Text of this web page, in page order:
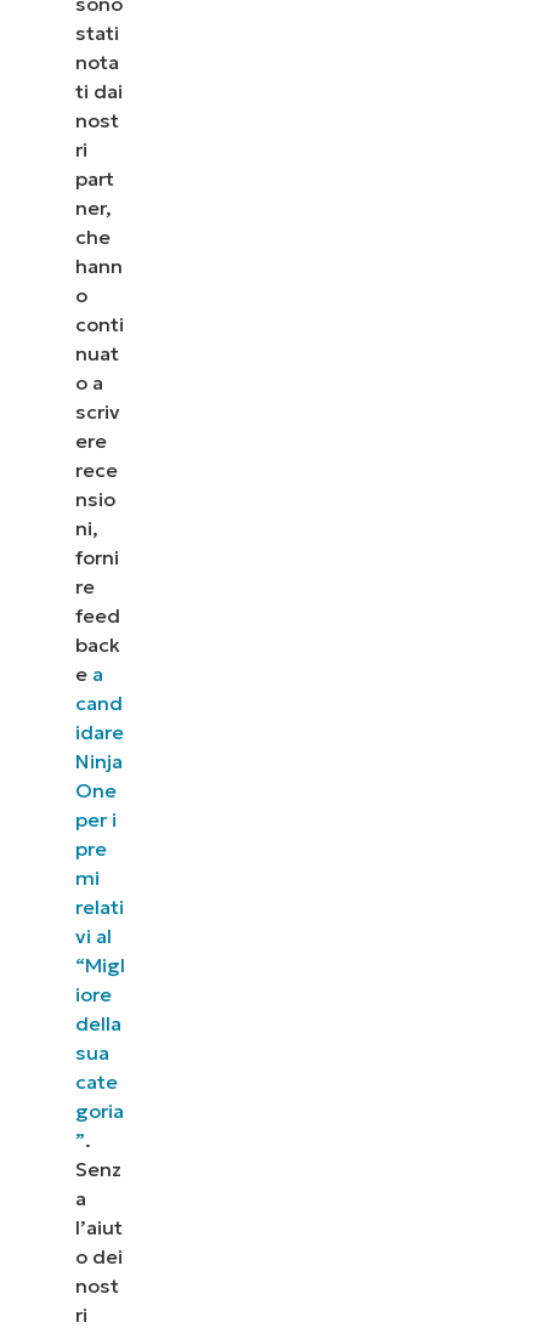
stati
nota
ti dai
nost
ri
part
ner,
che
hann
o
conti
nuat
o a
scriv
ere
rece
nsio
ni,
forni
re
feed
back
e a
cand
idare
Ninja
One
per i
pre
mi
relati
vi al
“Migl
iore
della
sua
cate
goria
”.
Senz
a
l’aiut
o dei
nost
ri
vedere come NinjaOne semplifica attività IT come
la gestione degli endpoint, il patching, l’MDM, il